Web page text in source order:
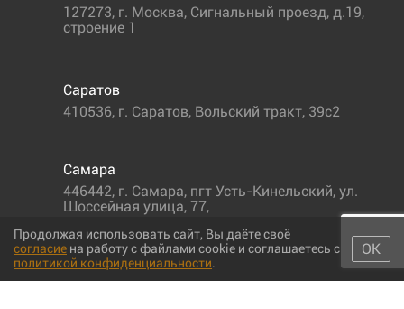
127273, г. Москва, Сигнальный проезд, д.19,
строение 1
Саратов
410536, г. Саратов, Вольский тракт, 39с2
Самара
446442, г. Самара, пгт Усть-Кинельский, ул.
Шоссейная улица, 77,
Продолжая использовать сайт, Вы даёте своё
согласие на работу с файлами cookie и соглашаетесь с
политикой конфиденциальности.
ОК